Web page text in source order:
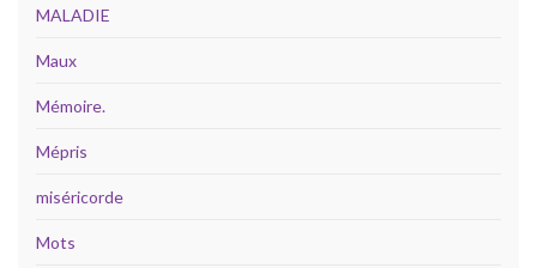
MALADIE
Maux
Mémoire.
Mépris
miséricorde
Mots